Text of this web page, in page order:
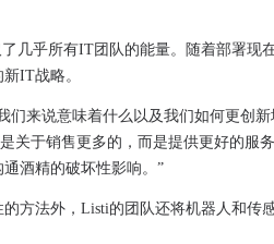
看技术价值
3146706，少说明
应
募股权财团
Transfers的23亿美元亏损
几乎所有IT团队的能量。随着部署现
IT战略。
们来说意味着什么以及我们如何更创新
关于销售更多的，而是提供更好的服
酒精的破坏性影响。”
方法外，Listi的团队还将机器人和传